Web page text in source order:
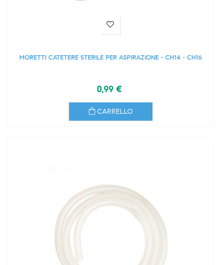
MORETTI CATETERE STERILE PER ASPIRAZIONE - CH14 - CH16
0,99 €
CARRELLO